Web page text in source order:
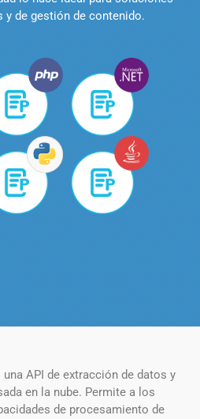
y de gestión de contenido.
API de extracción de datos y
en la nube. Permite a los
de procesamiento de